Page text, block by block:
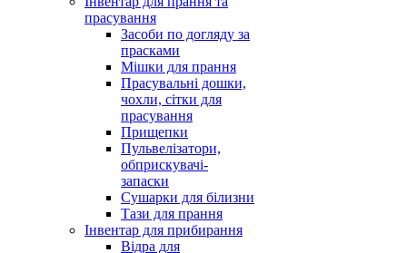
прасування
Засоби по догляду за
прасками
Мішки для прання
Прасувальні дошки,
чохли, сітки для
прасування
Прищепки
Пульвелізатори,
обприскувачі-
запаски
Сушарки для білизни
Тази для прання
Інвентар для прибирання
Відра для